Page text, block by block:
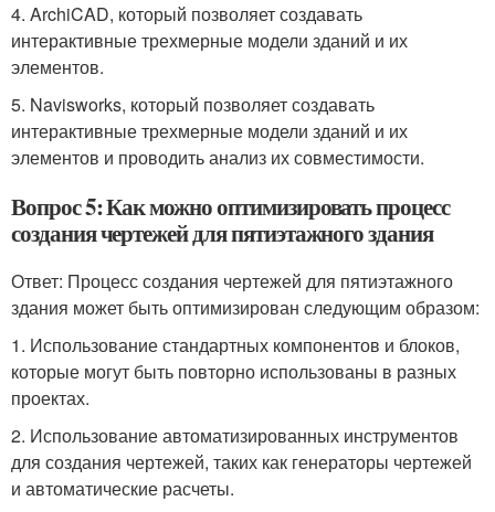
4. ArchiCAD, который позволяет создавать
интерактивные трехмерные модели зданий и их
элементов.
5. Navisworks, который позволяет создавать
интерактивные трехмерные модели зданий и их
элементов и проводить анализ их совместимости.
Вопрос 5: Как можно оптимизировать процесс
создания чертежей для пятиэтажного здания
Ответ: Процесс создания чертежей для пятиэтажного
здания может быть оптимизирован следующим образом:
1. Использование стандартных компонентов и блоков,
которые могут быть повторно использованы в разных
проектах.
2. Использование автоматизированных инструментов
для создания чертежей, таких как генераторы чертежей
и автоматические расчеты.